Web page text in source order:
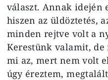
választ. Annak idején
hiszen az üldöztetés,
minden rejtve volt a
Kerestünk valamit,
mi az, mert nem volt
úgy éreztem,